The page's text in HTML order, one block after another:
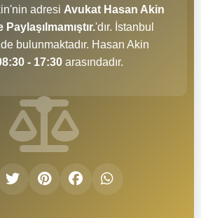
adresi Avukat Hasan Akin
'dır. İstanbul
bulunmaktadır. Hasan Akin
- 17:30 arasındadır.